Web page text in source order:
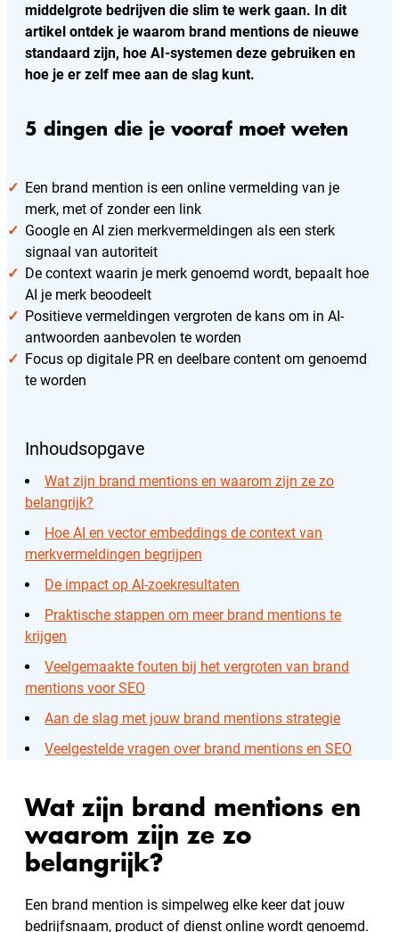
middelgrote bedrijven die slim te werk gaan. In dit
artikel ontdek je waarom brand mentions de nieuwe
standaard zijn, hoe AI-systemen deze gebruiken en
hoe je er zelf mee aan de slag kunt.
5 dingen die je vooraf moet weten
Een brand mention is een online vermelding van je
merk, met of zonder een link
Google en AI zien merkvermeldingen als een sterk
signaal van autoriteit
De context waarin je merk genoemd wordt, bepaalt hoe
AI je merk beoodeelt
Positieve vermeldingen vergroten de kans om in AI-
antwoorden aanbevolen te worden
Focus op digitale PR en deelbare content om genoemd
te worden
Inhoudsopgave
Wat zijn brand mentions en waarom zijn ze zo
belangrijk?
Hoe AI en vector embeddings de context van
merkvermeldingen begrijpen
De impact op AI-zoekresultaten
Praktische stappen om meer brand mentions te
krijgen
Veelgemaakte fouten bij het vergroten van brand
mentions voor SEO
Aan de slag met jouw brand mentions strategie
Veelgestelde vragen over brand mentions en SEO
Wat zijn brand mentions en
waarom zijn ze zo
belangrijk?
Een brand mention is simpelweg elke keer dat jouw
bedrijfsnaam, product of dienst online wordt genoemd.